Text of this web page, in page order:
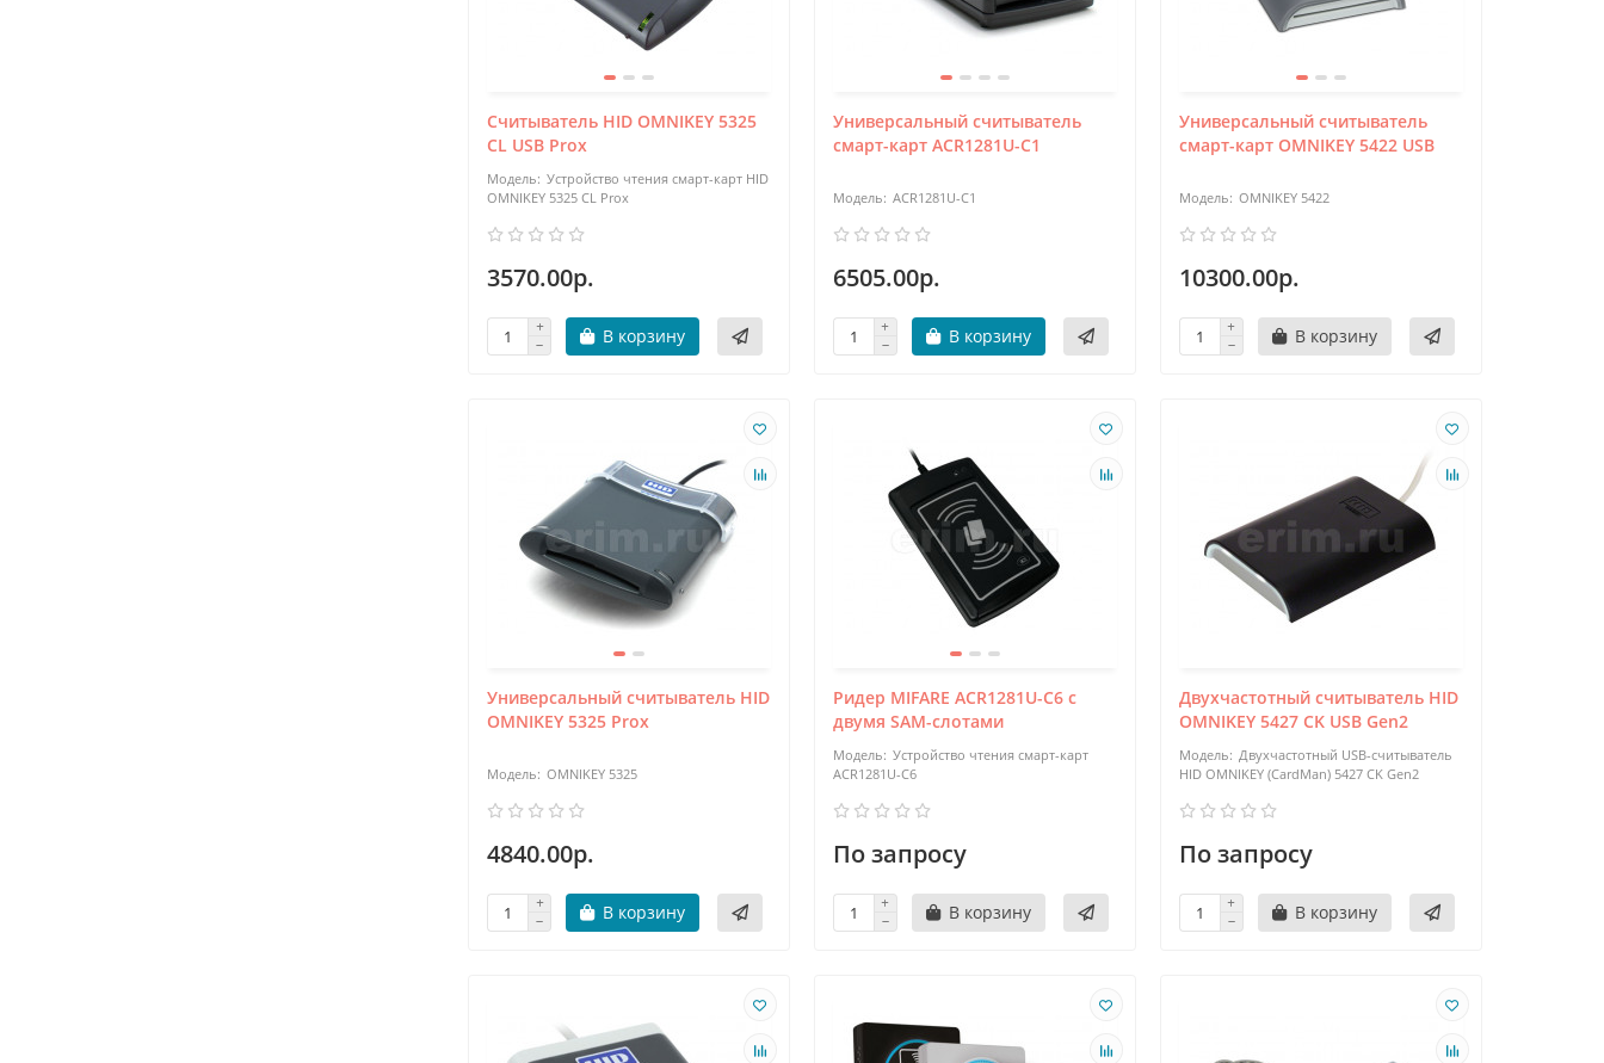
Считыватель HID OMNIKEY 5325
CL USB Prox
Устройство чтения смарт-карт HID
OMNIKEY 5325 CL Prox
3570.00р.
В корзину
Универсальный считыватель
смарт-карт ACR1281U-C1
ACR1281U-C1
6505.00р.
В корзину
Универсальный считыватель
смарт-карт OMNIKEY 5422 USB
OMNIKEY 5422
10300.00р.
В корзину
Универсальный считыватель HID
OMNIKEY 5325 Prox
OMNIKEY 5325
4840.00р.
В корзину
Ридер MIFARE ACR1281U-C6 с
двумя SAM-слотами
Устройство чтения смарт-карт
ACR1281U-C6
По запросу
В корзину
Двухчастотный считыватель HID
OMNIKEY 5427 CK USB Gen2
Двухчастотный USB-считыватель
HID OMNIKEY (CardMan) 5427 CK Gen2
По запросу
В корзину